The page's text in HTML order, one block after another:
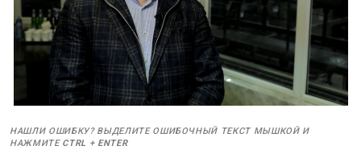
НАШЛИ ОШИБКУ? ВЫДЕЛИТЕ ОШИБОЧНЫЙ ТЕКСТ МЫШКОЙ И
НАЖМИТЕ CTRL + ENTER